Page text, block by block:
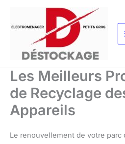
contenu
Les Meilleurs
de Recyclage
Appareils
Le renouvellement de votre parc